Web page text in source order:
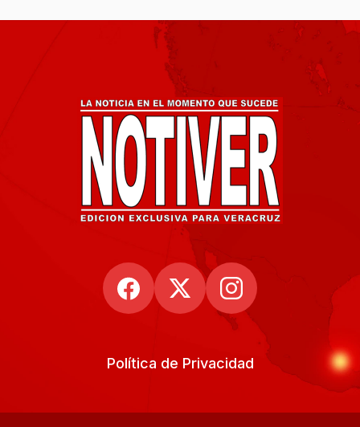
Política de Privacidad